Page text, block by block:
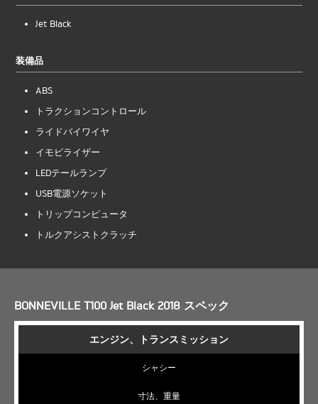
Jet Black
装備品
ABS
トラクションコントロール
ライドバイワイヤ
イモビライザー
LEDテールランプ
USB電源ソケット
トリップコンピュータ
トルクアシストクラッチ
BONNEVILLE T100 Jet Black 2018 スペック
エンジン、トランスミッション
シャシー
寸法、重量